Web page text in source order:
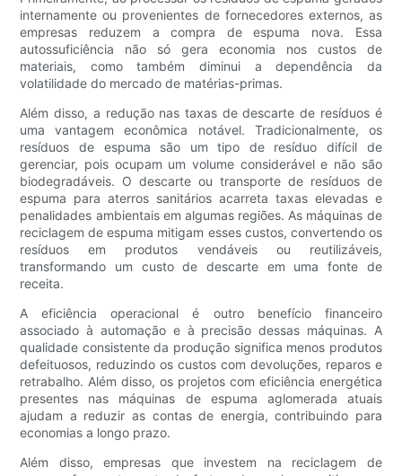
internamente ou provenientes de fornecedores externos, as
empresas reduzem a compra de espuma nova. Essa
autossuficiência não só gera economia nos custos de
materiais, como também diminui a dependência da
volatilidade do mercado de matérias-primas.
Além disso, a redução nas taxas de descarte de resíduos é
uma vantagem econômica notável. Tradicionalmente, os
resíduos de espuma são um tipo de resíduo difícil de
gerenciar, pois ocupam um volume considerável e não são
biodegradáveis. O descarte ou transporte de resíduos de
espuma para aterros sanitários acarreta taxas elevadas e
penalidades ambientais em algumas regiões. As máquinas de
reciclagem de espuma mitigam esses custos, convertendo os
resíduos em produtos vendáveis ​​ou reutilizáveis,
transformando um custo de descarte em uma fonte de
receita.
A eficiência operacional é outro benefício financeiro
associado à automação e à precisão dessas máquinas. A
qualidade consistente da produção significa menos produtos
defeituosos, reduzindo os custos com devoluções, reparos e
retrabalho. Além disso, os projetos com eficiência energética
presentes nas máquinas de espuma aglomerada atuais
ajudam a reduzir as contas de energia, contribuindo para
economias a longo prazo.
Além disso, empresas que investem na reciclagem de